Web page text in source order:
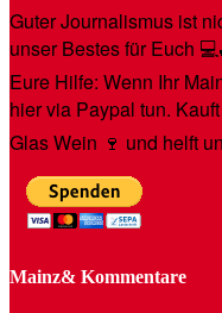
Guter Journalismus ist
unser Bestes für Euch
Eure Hilfe: Wenn Ihr
hier via Paypal tun.
Glas Wein 🍷 und helft
Mainz& Kommentare